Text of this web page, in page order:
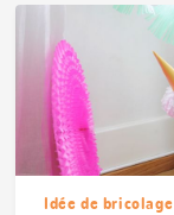
Idée de bricolage